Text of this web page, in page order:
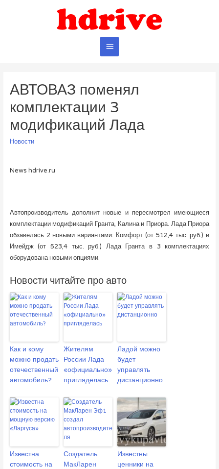
Главное
АВТОВАЗ поменял
комплектации 3
модификаций Лада
Новости
News hdrive.ru
Автопроизводитель дополнит новые и пересмотрел имеющиеся
комплектации модификаций Гранта, Калина и Приора. Лада Приора
обзавелась 2 новыми вариантами: Комфорт (от 512,4 тыс. руб.) и
Имейдж (от 523,4 тыс. руб.) Лада Гранта в 3 комплектациях
оборудована новыми опциями.
Новости читайте про авто
Как и кому
можно продать
отечественный
автомобиль?
Жителям
России Лада
«официально»
пригляделась
Ладой можно
будет
управлять
дистанционно
Известна
стоимость на
Создатель
МакЛарен
Известны
ценники на